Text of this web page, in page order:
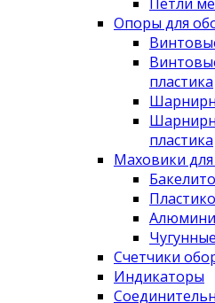
Опоры для
пластика
пластика
Маховики для
Чугунные
Счетчики
Индикаторы